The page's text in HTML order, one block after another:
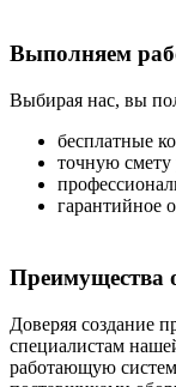
Выполняем
Выбирая нас, вы
бесплатные
точную смету
гарантийное
Преимущества
Доверяя создание
специалистам
работающую